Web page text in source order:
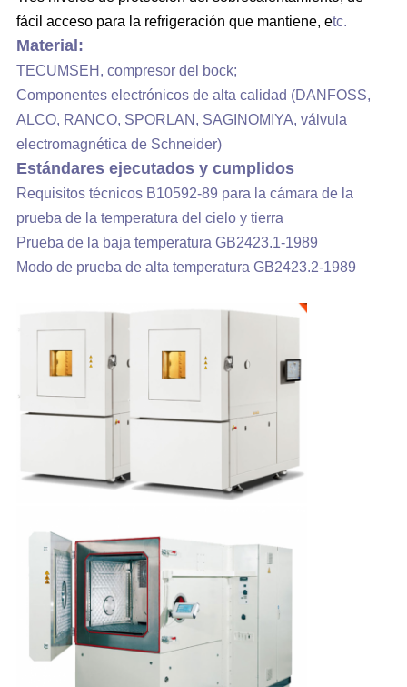
fácil acceso para la refrigeración que mantiene, etc.
Material:
TECUMSEH, compresor del bock;
Componentes electrónicos de alta calidad (DANFOSS,
ALCO, RANCO, SPORLAN, SAGINOMIYA, válvula
electromagnética de Schneider)
Estándares ejecutados y cumplidos
Requisitos técnicos B10592-89 para la cámara de la
prueba de la temperatura del cielo y tierra
Prueba de la baja temperatura GB2423.1-1989
Modo de prueba de alta temperatura GB2423.2-1989